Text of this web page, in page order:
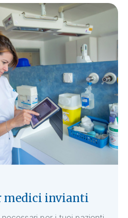
medici invianti